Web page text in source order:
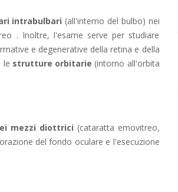
intrabulbari (all'interno del bulbo) nei
. Inoltre, l'esame serve per studiare
e degenerative della retina e della
le strutture orbitarie (intorno all'orbita
mezzi diottrici (cataratta emovitreo,
del fondo oculare e l'esecuzione